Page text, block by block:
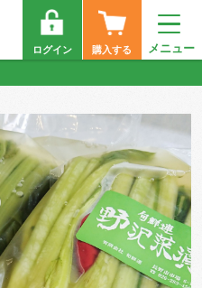
ログイン 購入する
メニュー